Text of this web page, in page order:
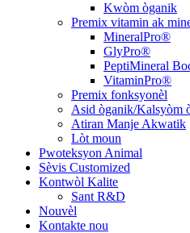
Kwòm òganik
Premix vitamin ak
MineralPro®
GlyPro®
PeptiMineral
VitaminPro®
Premix fonksyonèl
Asid òganik/Kalsyòm
Atiran Manje Akwatik
Lòt moun
Pwoteksyon Animal
Sèvis Customized
Kontwòl Kalite
Sant R&D
Nouvèl
Kontakte nou